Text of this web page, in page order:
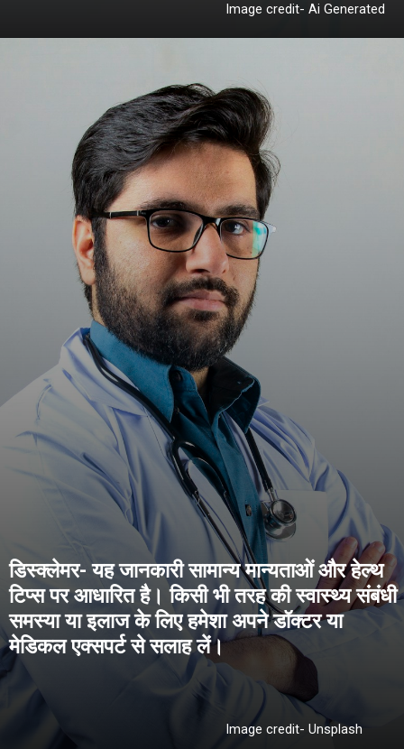
Image credit- Ai Generated
डिस्क्लेमर- यह जानकारी सामान्य मान्यताओं और हेल्थ
टिप्स पर आधारित है। किसी भी तरह की स्वास्थ्य संबंधी
समस्या या इलाज के लिए हमेशा अपने डॉक्टर या
मेडिकल एक्सपर्ट से सलाह लें।
Image credit- Unsplash